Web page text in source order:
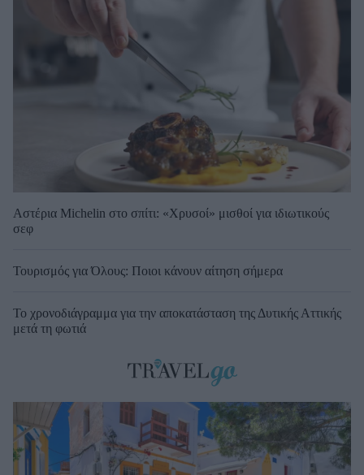
Αστέρια Michelin στο σπίτι: «Χρυσοί» μισθοί για ιδιωτικούς
σεφ
Τουρισμός για Όλους: Ποιοι κάνουν αίτηση σήμερα
Το χρονοδιάγραμμα για την αποκατάσταση της Δυτικής Αττικής
μετά τη φωτιά